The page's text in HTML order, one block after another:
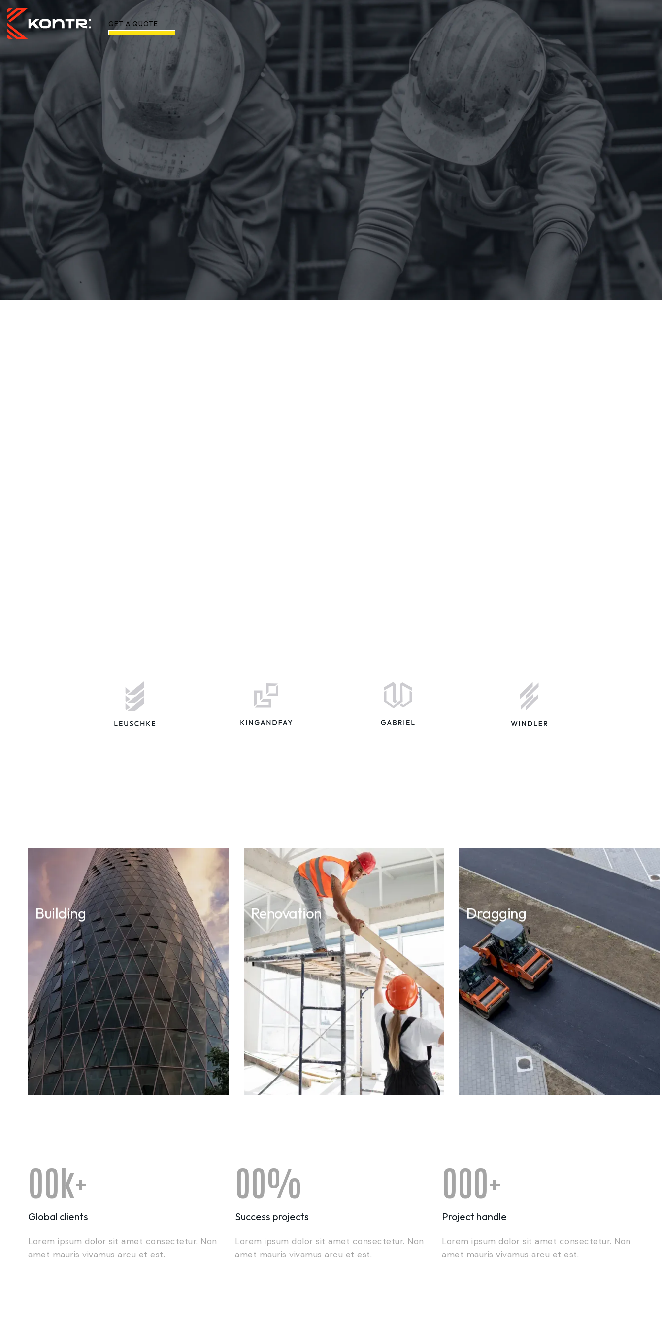
GET A QUOTE
Building Renovation Dragging
0
1
2
0
1
2
k+
Global clients
Lorem ipsum dolor sit amet consectetur. Non
amet mauris vivamus arcu et est.
0
1
2
0
1
2
%
Success projects
Lorem ipsum dolor sit amet consectetur. Non
amet mauris vivamus arcu et est.
0
1
2
0
1
2
0
1
2
+
Project handle
Lorem ipsum dolor sit amet consectetur. Non
amet mauris vivamus arcu et est.